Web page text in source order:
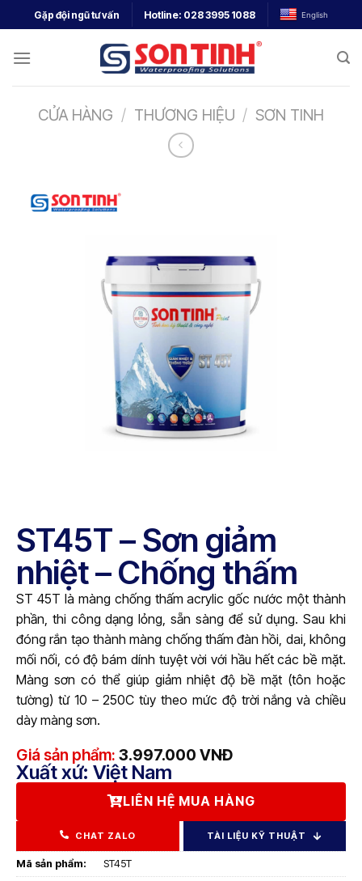
Gặp đội ngũ tư vấn Hotline: 028 3995 1088 English
CỬA HÀNG / THƯƠNG HIỆU / SƠN TINH
ST45T – Sơn giảm
nhiệt – Chống thấm
ST 45T là màng chống thấm acrylic gốc nước một thành
phần, thi công dạng lỏng, sẵn sàng để sử dụng. Sau khi
đóng rắn tạo thành màng chống thấm đàn hồi, dai, không
mối nối, có độ bám dính tuyệt vời với hầu hết các bề mặt.
Màng sơn có thể giúp giảm nhiệt độ bề mặt (tôn hoặc
tường) từ 10 – 250C tùy theo mức độ trời nắng và chiều
dày màng sơn.
Giá sản phẩm: 3.997.000 VNĐ
Xuất xứ: Việt Nam
LIÊN HỆ MUA HÀNG
CHAT ZALO TÀI LIỆU KỸ THUẬT
Mã sản phẩm: ST45T